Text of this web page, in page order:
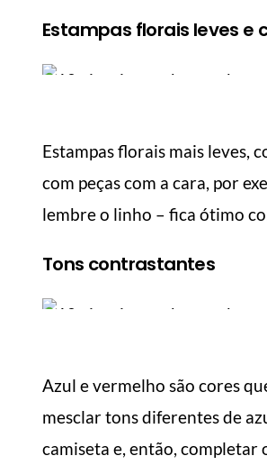
Estampas florais leves e
Estampas florais mais leves,
com peças com a cara, por
lembre o linho – fica ótimo
Tons contrastantes
Azul e vermelho são cores
mesclar tons diferentes de
camiseta e, então, completar